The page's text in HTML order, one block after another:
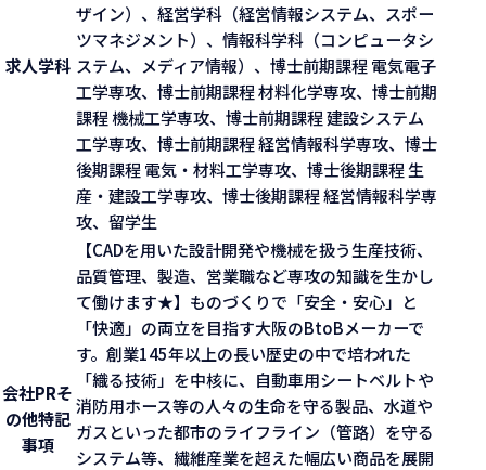
求人学科
ザイン）、経営学科（経営情報システム、スポー
ツマネジメント）、情報科学科（コンピュータシ
ステム、メディア情報）、博士前期課程 電気電子
工学専攻、博士前期課程 材料化学専攻、博士前期
課程 機械工学専攻、博士前期課程 建設システム
工学専攻、博士前期課程 経営情報科学専攻、博士
後期課程 電気・材料工学専攻、博士後期課程 生
産・建設工学専攻、博士後期課程 経営情報科学専
攻、留学生
会社PRそ
の他特記
事項
【CADを用いた設計開発や機械を扱う生産技術、
品質管理、製造、営業職など専攻の知識を生かし
て働けます★】ものづくりで「安全・安心」と
「快適」の両立を目指す大阪のBtoBメーカーで
す。創業145年以上の長い歴史の中で培われた
「織る技術」を中核に、自動車用シートベルトや
消防用ホース等の人々の生命を守る製品、水道や
ガスといった都市のライフライン（管路）を守る
システム等、繊維産業を超えた幅広い商品を展開